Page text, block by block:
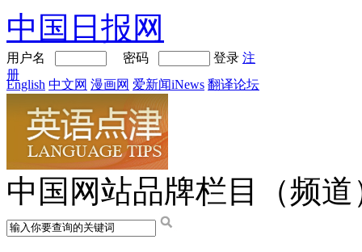
中国日报网
用户名 密码 登录 注
册
English 中文网 漫画网 爱新闻iNews 翻译论坛
中国网站品牌栏目（频道